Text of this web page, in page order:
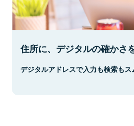
住所に、デジタルの確かさを
デジタルアドレスで入力も検索もス